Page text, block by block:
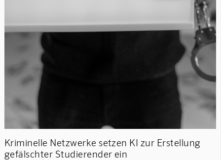
Kriminelle Netzwerke setzen KI zur Erstellung
gefälschter Studierender ein